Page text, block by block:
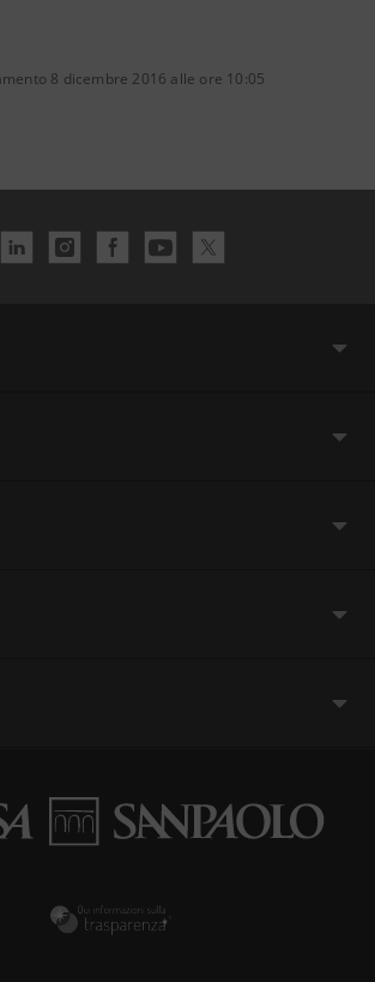
8 dicembre 2016 alle ore 10:05